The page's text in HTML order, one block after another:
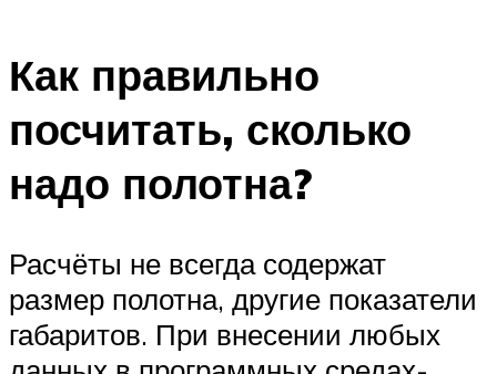
Как правильно
посчитать, сколько
надо полотна?
Расчёты не всегда содержат
размер полотна, другие показатели
габаритов. При внесении любых